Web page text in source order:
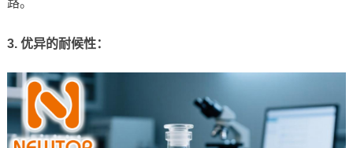
路。
3. 优异的耐候性：